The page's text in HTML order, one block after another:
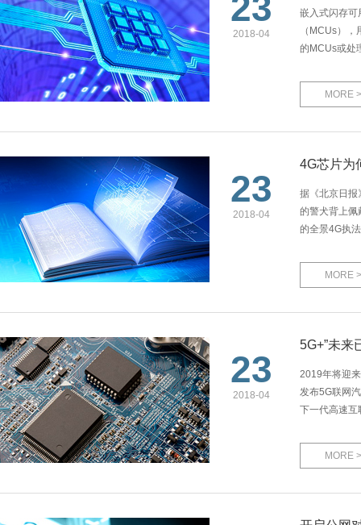
2018-04
嵌入式闪存可
（MCUs）
的MCUs或处
MORE >
23
2018-04
4G芯片为
据《北京日报
的警犬背上佩
的全景4G执
MORE >
23
2018-04
5G+”未
2019年将迎
发布5G联网
下一代高速互
MORE >